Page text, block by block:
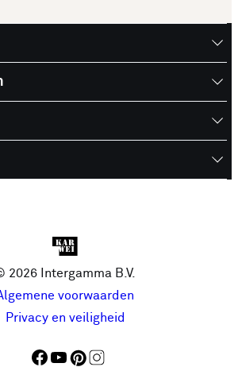
2026 Intergamma B.V.
voorwaarden
Privacy en veiligheid